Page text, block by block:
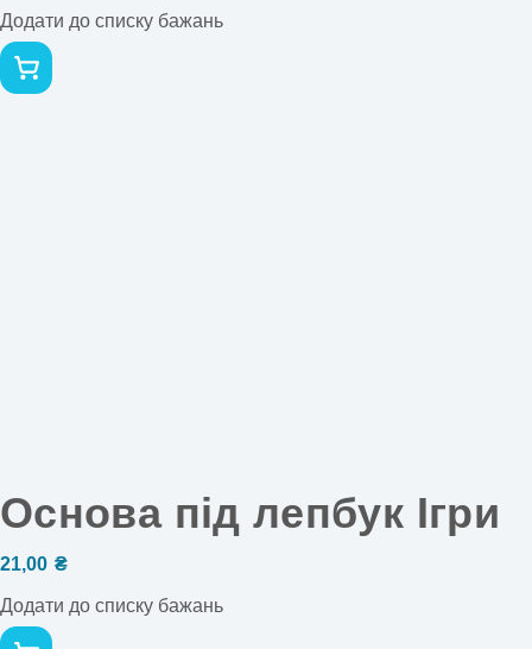
Додати до списку бажань
Основа під лепбук Ігри
21,00 ₴
Додати до списку бажань